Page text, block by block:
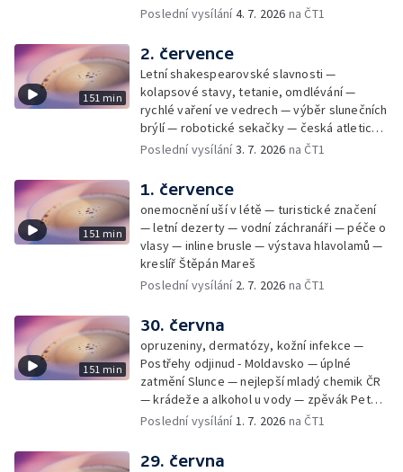
Samko
Poslední vysílání4. 7. 2026 na ČT1
151 min
2. července
Letní shakespearovské slavnosti —
kolapsové stavy, tetanie, omdlévání —
rychlé vaření ve vedrech — výběr slunečních
brýlí — robotické sekačky — česká atletická
rekordmanka — psí seriál: výmarský
Poslední vysílání3. 7. 2026 na ČT1
151 min
1. července
onemocnění uší v létě — turistické značení
— letní dezerty — vodní záchranáři — péče o
vlasy — inline brusle — výstava hlavolamů —
kreslíř Štěpán Mareš
Poslední vysílání 2. 7. 2026 na ČT1
151 min
30. června
opruzeniny, dermatózy, kožní infekce —
Postřehy odjinud - Moldavsko — úplné
zatmění Slunce — nejlepší mladý chemik ČR
— krádeže a alkohol u vody — zpěvák Peter
Cmorik
Poslední vysílání1. 7. 2026 na ČT1
29. června